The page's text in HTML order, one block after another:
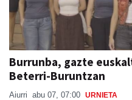
Burrunba, gazte
Beterri-Buruntzan
Aiurri abu 07, 07:00 URNIETA